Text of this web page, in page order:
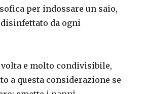
per indossare un saio,
da ogni
volta e molto condivisibile,
a questa considerazione se